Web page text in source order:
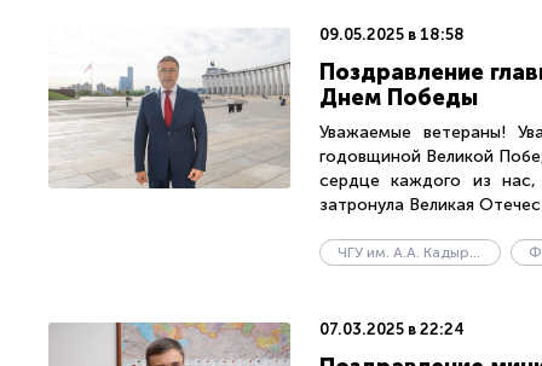
09.05.2025 в 18:58
Поздравление
Днем Победы
Уважаемые ветераны!
годовщиной Великой
сердце каждого из
затронула Великая
ЧГУ им. А.А. Кадырова
07.03.2025 в 22:24